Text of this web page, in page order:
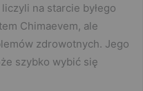
na starcie byłego
Chimaevem, ale
zdrowotnych. Jego
szybko wybić się